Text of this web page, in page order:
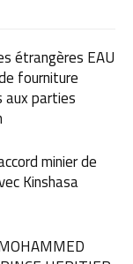
étrangères EAU
fourniture
aux parties
minier de
Kinshasa